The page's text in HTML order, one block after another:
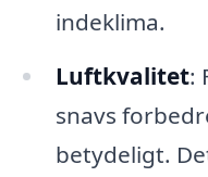
indeklima.
Luftkvalitet:
snavs
betydeligt.